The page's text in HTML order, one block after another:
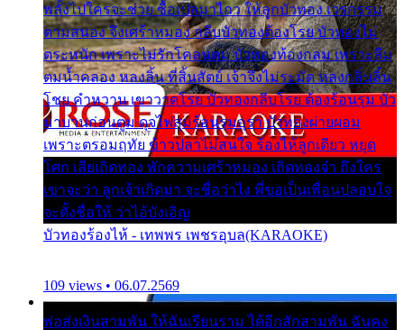
พลั้งไปใครจะช่วย ซื้อเปลมาไกว ให้ลูกบัวทอง เวรกรรม
ตามสนอง จึงเศร้าหมอง กลีบบัวทองต้องโรย บัวทองไม่
ตระหนัก เพราะไม่รักโคลนตม บัวทองท้องกลม เพราะลืม
ตมน้ำคลอง หลงลิ้น ที่สิ้นสัตย์ เจ้าจึงไม่ระมัด หลงกลิ่นลิ้น
โชย คำหวาน เขาวาดโรย บัวทองกลีบโรย ต้องร้อนรุม บัว
มาบานก่อนตูม ดุจไฟสุมร้อนรุมอุรา บัวทองผ่ายผอม
เพราะตรอมฤทัย ข้าวปลาไม่สนใจ ร้องไห้ลูกเดียว หยุด
โศก เสียเถิดทอง พักความเศร้าหมอง เถิดทองจ๋า ถึงใคร
เขาจะว่า ลูกเจ้าเกิดมา จะชื่อว่าไง พี่ขอเป็นเพื่อนปลอบใจ
จะตั้งชื่อให้ ว่าไอ้บังเอิญ
บัวทองร้องไห้ - เทพพร เพชรอุบล(KARAOKE)
109 views • 06.07.2569
พ่อส่งเงินสามพัน ให้ฉันเรียนราม ได้อีกสักสามพัน ฉันคง